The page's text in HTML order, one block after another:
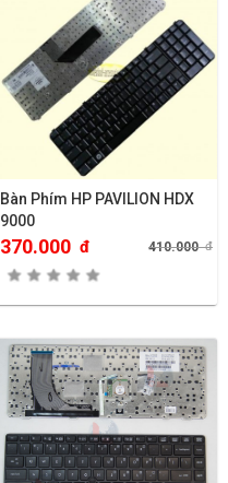
Bàn Phím HP PAVILION HDX
9000
370.000 đ 410.000đ